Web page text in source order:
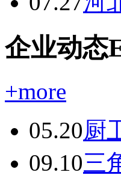
企业动态
+more
05.20厨
09.10三